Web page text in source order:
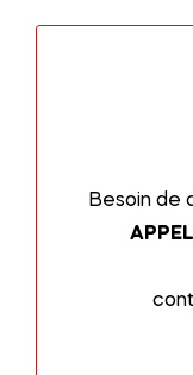
Besoin de